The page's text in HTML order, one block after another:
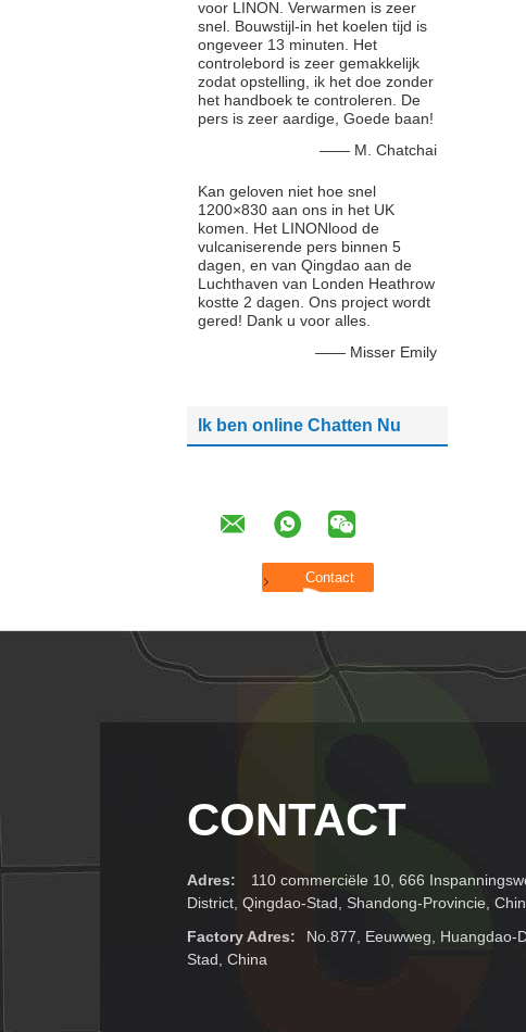
voor LINON. Verwarmen is zeer
snel. Bouwstijl-in het koelen tijd is
ongeveer 13 minuten. Het
controlebord is zeer gemakkelijk
zodat opstelling, ik het doe zonder
het handboek te controleren. De
pers is zeer aardige, Goede baan!
—— M. Chatchai
Kan geloven niet hoe snel
1200×830 aan ons in het UK
komen. Het LINONlood de
vulcaniserende pers binnen 5
dagen, en van Qingdao aan de
Luchthaven van Londen Heathrow
kostte 2 dagen. Ons project wordt
gered! Dank u voor alles.
—— Misser Emily
Ik ben online Chatten Nu
CONTACT
Adres:
110 commerciële 10, 666
District, Qingdao-Stad, Shandong-Provincie,
Factory Adres:
No.877, Eeuwweg, Huangdao-
Stad, China